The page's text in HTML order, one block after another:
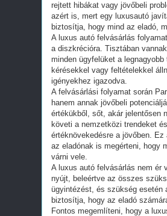
rejtett hibákat vagy jövőbeli
azért is, mert egy luxusautó
biztosítja, hogy mind az eladó,
A luxus autó felvásárlás
a diszkrécióra. Tisztában
minden ügyfelüket a
kérésekkel vagy feltételekkel
igényekhez igazodva.
A felvásárlási folyamat során
hanem annak jövőbeli
értékükből, sőt, akár jelentősen
követi a nemzetközi trendeket
értéknövekedésre a jövőben.
az eladónak is megérteni, hogy
várni vele.
A luxus autó felvásárlás nem ér
nyújt, beleértve az összes
ügyintézést, és szükség
biztosítja, hogy az eladó
Fontos megemlíteni, hogy a